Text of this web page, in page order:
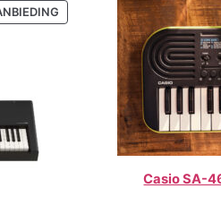
Casio SA-